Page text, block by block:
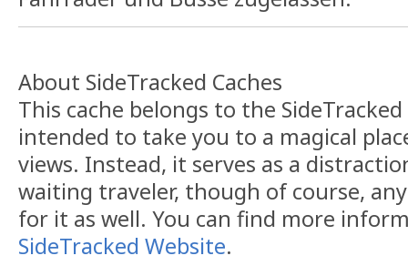
About SideTracked Caches
This cache belongs to the
intended to take you to a magical
views. Instead, it serves as a
waiting traveler, though of course,
for it as well. You can find more
SideTracked Website.